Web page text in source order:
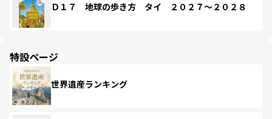
Ｄ１７ 地球の歩き方 タイ ２０２７～２０２８
特設ページ
世界遺産ランキング